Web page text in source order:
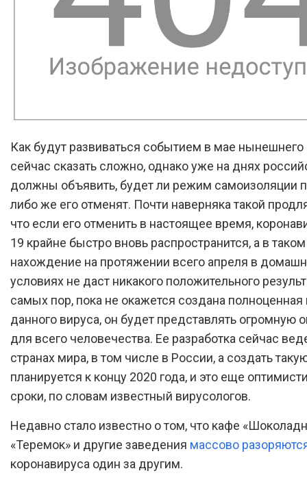
Как будут развиваться событием в мае нынешнего
сейчас сказать сложно, однако уже на днях
должны объявить, будет ли режим самоизоляции
либо же его отменят. Почти наверняка такой
что если его отменить в настоящее время,
19 крайне быстро вновь распространится, а в
нахождение на протяжении всего апреля в
условиях не даст никакого положительного
самых пор, пока не окажется создана полноценная
данного вируса, он будет представлять огромную
для всего человечества. Ее разработка сейчас
странах мира, в том числе в России, а создать
планируется к концу 2020 года, и это еще
сроки, по словам известный вирусологов.
Недавно стало известно о том, что кафе
«Теремок» и другие заведения массово
коронавируса один за другим.